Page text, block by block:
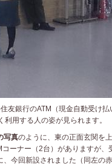
友銀行のATM（現金自動受け払
用する人の姿が見られます。
写真のように、東の正面玄関を
ーナー（2台）がありますが、
今回新設されました（同左の赤